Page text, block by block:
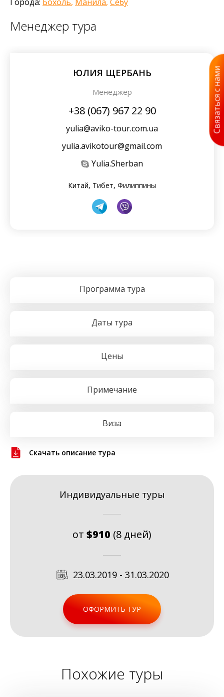
Менеджер тура
ЮЛИЯ ЩЕРБАНЬ
Менеджер
+38 (067) 967 22 90
yulia@aviko-tour.com.ua
yulia.avikotour@gmail.com
Yulia.Sherban
Китай, Тибет, Филиппины
Программа тура
Даты тура
Цены
Примечание
Виза
Скачать описание тура
Индивидуальные туры
от $910 (8 дней)
23.03.2019 - 31.03.2020
ОФОРМИТЬ ТУР
Похожие туры
Связаться с нами